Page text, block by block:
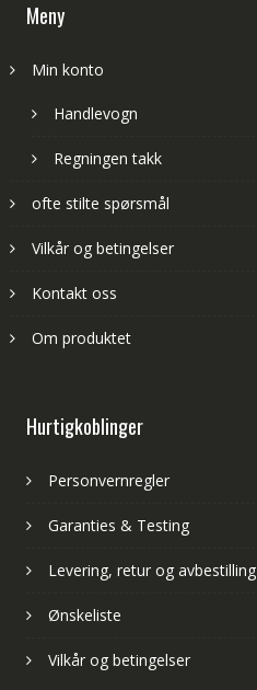
Meny
Min konto
Handlevogn
Regningen takk
ofte stilte spørsmål
Vilkår og betingelser
Kontakt oss
Om produktet
Hurtigkoblinger
Personvernregler
Garanties & Testing
Levering, retur og avbestilling
Ønskeliste
Vilkår og betingelser